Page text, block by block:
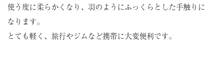
使う度に柔らかくなり、羽のようにふっくらとした手触りに
なります。
とても軽く、旅行やジムなど携帯に大変便利です。